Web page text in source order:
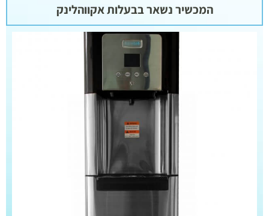
המכשיר נשאר בבעלות אקווהלינק